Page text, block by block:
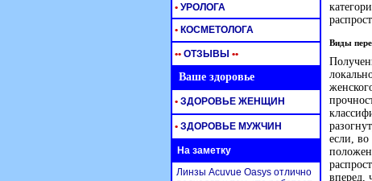
Виды
если, во
вперед,
• УРОЛОГА
• КОСМЕТОЛОГА
•• ОТЗЫВЫ ••
Ваше здоровье
• ЗДОРОВЬЕ ЖЕНЩИН
• ЗДОРОВЬЕ МУЖЧИН
На заметку
Линзы Acuvue Oasys отлично